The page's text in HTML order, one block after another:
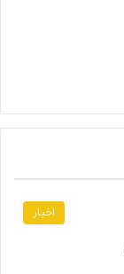
اخبار